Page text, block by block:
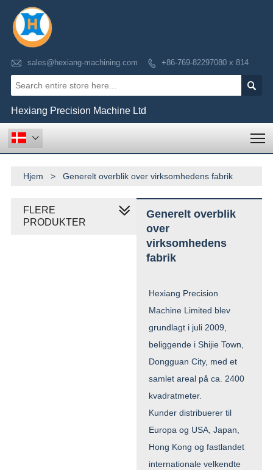
 sales@hexiang-machining.com  +86-769-82297080 x 814

Hexiang Precision Machine Ltd

Hjem > Generelt overblik over virksomhedens fabrik
Generelt overblik
over
virksomhedens
fabrik
Hexiang Precision
Machine Limited blev
grundlagt i juli 2009,
beliggende i Shijie Town,
Dongguan City, med et
samlet areal på ca. 2400
kvadratmeter.
Kunder distribuerer til
Europa og USA, Japan,
Hong Kong og fastlandet
internationale velkendte
FLERE
PRODUKTER